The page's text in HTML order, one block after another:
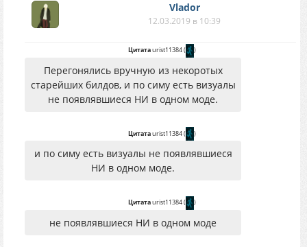
Vlador
12.03.2019 в 10:39
Цитатаurist11384( )
Перегонялись вручную из некоротых
старейших билдов, и по симу есть визуалы
не появлявшиеся НИ в одном моде.
Цитатаurist11384( )
и по симу есть визуалы не появлявшиеся
НИ в одном моде.
Цитатаurist11384( )
не появлявшиеся НИ в одном моде